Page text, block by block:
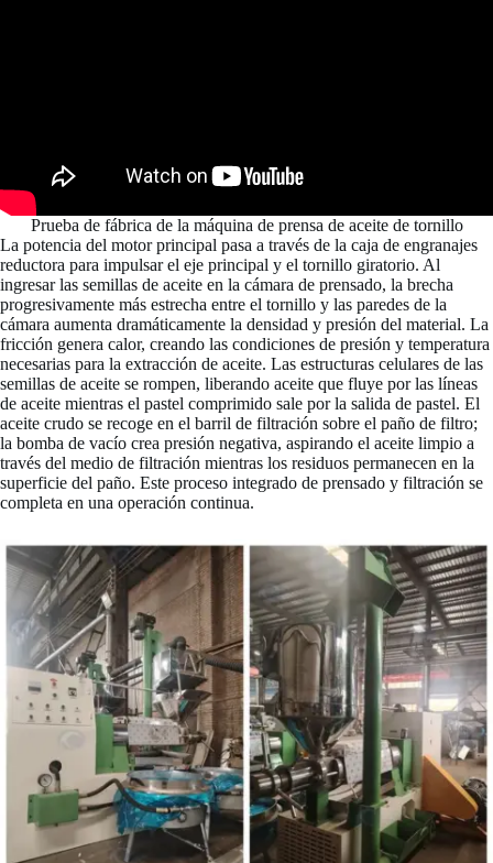
Prueba de fábrica de la máquina de prensa de aceite de tornillo
La potencia del motor principal pasa a través de la caja de engranajes
reductora para impulsar el eje principal y el tornillo giratorio. Al
ingresar las semillas de aceite en la cámara de prensado, la brecha
progresivamente más estrecha entre el tornillo y las paredes de la
cámara aumenta dramáticamente la densidad y presión del material. La
fricción genera calor, creando las condiciones de presión y temperatura
necesarias para la extracción de aceite. Las estructuras celulares de las
semillas de aceite se rompen, liberando aceite que fluye por las líneas
de aceite mientras el pastel comprimido sale por la salida de pastel. El
aceite crudo se recoge en el barril de filtración sobre el paño de filtro;
la bomba de vacío crea presión negativa, aspirando el aceite limpio a
través del medio de filtración mientras los residuos permanecen en la
superficie del paño. Este proceso integrado de prensado y filtración se
completa en una operación continua.